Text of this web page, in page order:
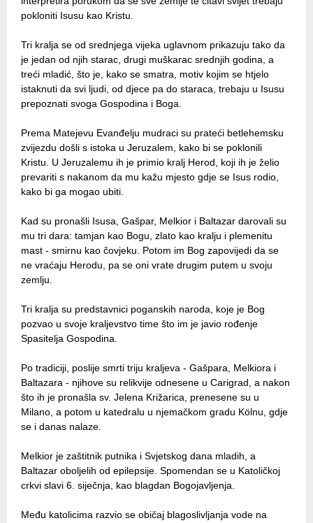
pokloniti Isusu kao Kristu.
Tri kralja se od srednjega vijeka uglavnom prikazuju tako da
je jedan od njih starac, drugi muškarac srednjih godina, a
treći mladić, što je, kako se smatra, motiv kojim se htjelo
istaknuti da svi ljudi, od djece pa do staraca, trebaju u Isusu
prepoznati svoga Gospodina i Boga.
Prema Matejevu Evanđelju mudraci su prateći betlehemsku
zvijezdu došli s istoka u Jeruzalem, kako bi se poklonili
Kristu. U Jeruzalemu ih je primio kralj Herod, koji ih je želio
prevariti s nakanom da mu kažu mjesto gdje se Isus rodio,
kako bi ga mogao ubiti.
Kad su pronašli Isusa, Gašpar, Melkior i Baltazar darovali su
mu tri dara: tamjan kao Bogu, zlato kao kralju i plemenitu
mast - smirnu kao čovjeku. Potom im Bog zapovijedi da se
ne vraćaju Herodu, pa se oni vrate drugim putem u svoju
zemlju.
Tri kralja su predstavnici poganskih naroda, koje je Bog
pozvao u svoje kraljevstvo time što im je javio rođenje
Spasitelja Gospodina.
Po tradiciji, poslije smrti triju kraljeva - Gašpara, Melkiora i
Baltazara - njihove su relikvije odnesene u Carigrad, a nakon
što ih je pronašla sv. Jelena Križarica, prenesene su u
Milano, a potom u katedralu u njemačkom gradu Kölnu, gdje
se i danas nalaze.
Melkior je zaštitnik putnika i Svjetskog dana mladih, a
Baltazar oboljelih od epilepsije. Spomendan se u Katoličkoj
crkvi slavi 6. siječnja, kao blagdan Bogojavljenja.
Među katolicima razvio se običaj blagoslivljanja vode na